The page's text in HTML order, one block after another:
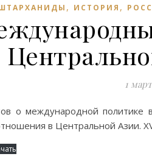
, ИСТОРИЯ ,
1
о международной политике
в Центральной Азии.